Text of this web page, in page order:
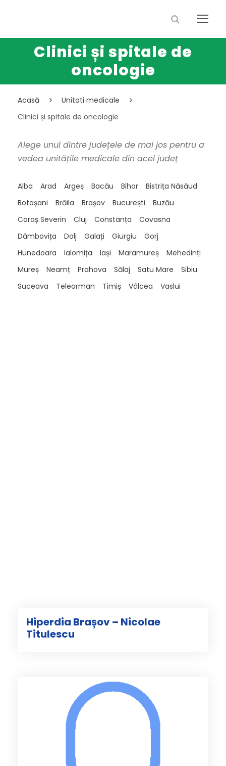
Clinici și spitale de
oncologie
Acasă
Unitati medicale
Clinici și spitale de oncologie
Alege unul dintre județele de mai jos pentru a
vedea unitățile medicale din acel județ
Alba Arad Argeș Bacău Bihor
Bistrița Năsăud
Botoșani
Brăila Brașov București
Buzău
Caraș Severin
Cluj Constanța
Covasna
Dâmbovița
Dolj Galați Giurgiu
Gorj
Hunedoara
Ialomița Iași Maramureș
Mehedinți
Mureș
Neamț Prahova Sălaj Satu Mare
Sibiu
Suceava
Teleorman Timiș Vâlcea Vaslui
Hiperdia Brașov – Nicolae
Titulescu